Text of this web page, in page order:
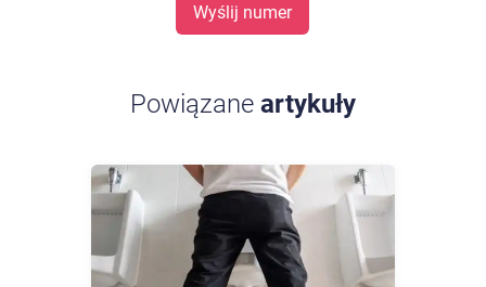
Wyślij numer
Powiązane artykuły